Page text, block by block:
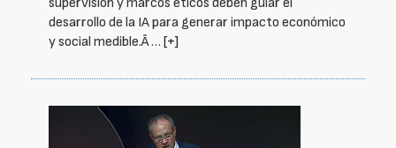
desarrollo de la IA para generar impacto económico
y social medible.Â … [+]